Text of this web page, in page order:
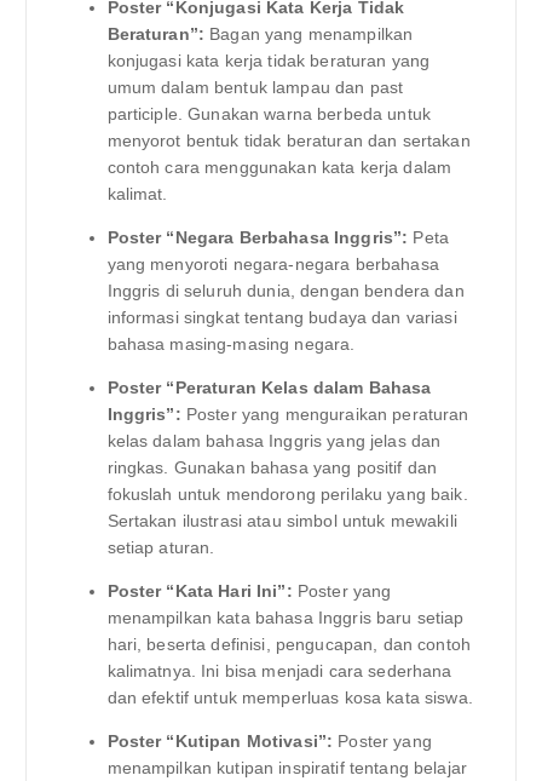
Poster “Konjugasi Kata Kerja Tidak
Beraturan”: Bagan yang menampilkan
konjugasi kata kerja tidak beraturan yang
umum dalam bentuk lampau dan past
participle. Gunakan warna berbeda untuk
menyorot bentuk tidak beraturan dan sertakan
contoh cara menggunakan kata kerja dalam
kalimat.
Poster “Negara Berbahasa Inggris”: Peta
yang menyoroti negara-negara berbahasa
Inggris di seluruh dunia, dengan bendera dan
informasi singkat tentang budaya dan variasi
bahasa masing-masing negara.
Poster “Peraturan Kelas dalam Bahasa
Inggris”: Poster yang menguraikan peraturan
kelas dalam bahasa Inggris yang jelas dan
ringkas. Gunakan bahasa yang positif dan
fokuslah untuk mendorong perilaku yang baik.
Sertakan ilustrasi atau simbol untuk mewakili
setiap aturan.
Poster “Kata Hari Ini”: Poster yang
menampilkan kata bahasa Inggris baru setiap
hari, beserta definisi, pengucapan, dan contoh
kalimatnya. Ini bisa menjadi cara sederhana
dan efektif untuk memperluas kosa kata siswa.
Poster “Kutipan Motivasi”: Poster yang
menampilkan kutipan inspiratif tentang belajar